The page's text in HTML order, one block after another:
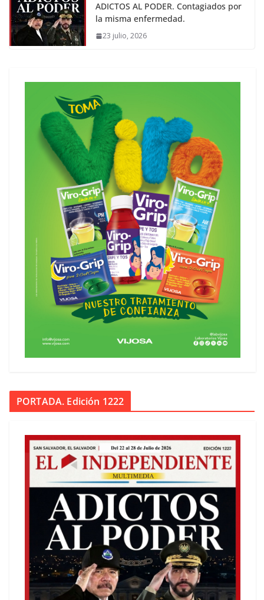
ADICTOS AL PODER. Contagiados por
la misma enfermedad.
23 julio, 2026
PORTADA. Edición 1222